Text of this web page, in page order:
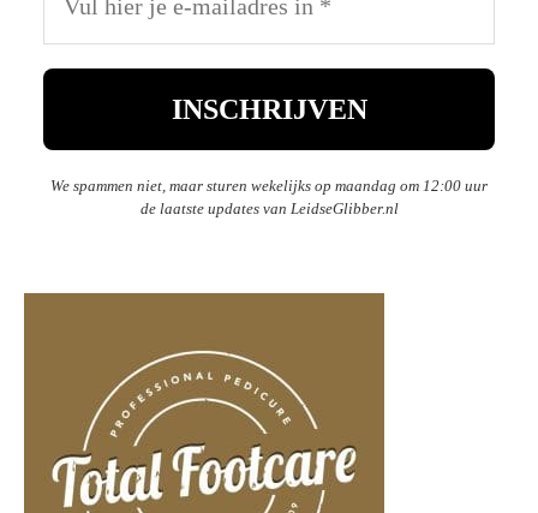
We spammen niet, maar sturen wekelijks op maandag om 12:00 uur
de laatste updates van LeidseGlibber.nl